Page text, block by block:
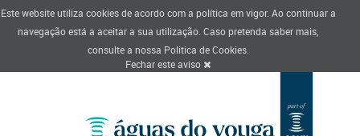
Este website utiliza cookies de acordo com a política em vigor. Ao continuar a
navegação está a aceitar a sua utilização. Caso pretenda saber mais,
consulte a nossa Politica de Cookies.
Fechar este aviso